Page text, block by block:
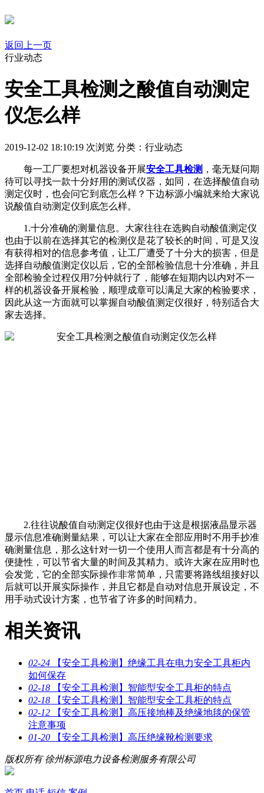
返回上一页
行业动态
安全工具检测之酸值自动测定
仪怎么样
2019-12-02 18:10:19 次浏览 分类：行业动态
每一工厂要想对机器设备开展安全工具检测 ，毫无疑问期
待可以寻找一款十分好用的测试仪器，如同，在选择酸值自动
测定仪时，也会问它到底怎么样？下边标源小编就来给大家说
说酸值自动测定仪到底怎么样。
1.十分准确的测量信息。大家往往在选购自动酸值测定仪
也由于以前在选择其它的检测仪是花了较长的时间，可是又沒
有获得相对的信息参考值，让工厂遭受了十分大的损害，但是
选择自动酸值测定仪以后，它的全部检验信息十分准确，并且
全部检验全过程仅用7分钟就行了，能够在短期内以内对不一
样的机器设备开展检验，顺理成章可以满足大家的检验要求，
因此从这一方面就可以掌握自动酸值测定仪很好，特别适合大
家去选择。
2.往往说酸值自动测定仪很好也由于这是根据液晶显示器
显示信息准确测量結果，可以让大家在全部应用时不用手抄准
确测量信息，那么这针对一切一个使用人而言都是有十分高的
便捷性，可以节省大量的时间及其精力。或许大家在应用时也
会发觉，它的全部实际操作非常简单，只需要将路线组接好以
后就可以开展实际操作，并且它都是自动对信息开展设定，不
用手动式设计方案，也节省了许多的时间精力。
相关资讯
02-24
【安全工具检测】绝缘工具在电力安全工具柜内
如何保存
02-18
【安全工具检测】智能型安全工具柜的特点
02-18
【安全工具检测】智能型安全工具柜的特点
02-12
【安全工具检测】高压接地棒及绝缘地毯的保管
注意事项
01-20
【安全工具检测】高压绝缘靴检测要求
版权所有 徐州标源电力设备检测服务有限公司